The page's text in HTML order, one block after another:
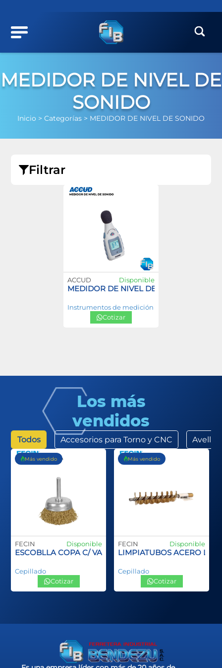
MEDIDOR DE NIVEL DE
SONIDO
Inicio > Categorías > MEDIDOR DE NIVEL DE SONIDO
Filtrar
ACCUD Disponible
MEDIDOR DE NIVEL DE SONIDO 30-130
Instrumentos de medición
Cotizar
Los más
vendidos
Todos Accesorios para Torno y CNC
PLASTCO SPID INOX
Más vendido
FECIN Disponible
ESCOBLLA COPA C/ VASTAGO
Cepillado
Cotizar
Más vendido
FECIN Disponible
LIMPIATUBOS ACERO
Cepillado
Cotizar